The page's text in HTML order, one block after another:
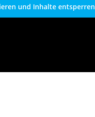
und Inhalte entsperren